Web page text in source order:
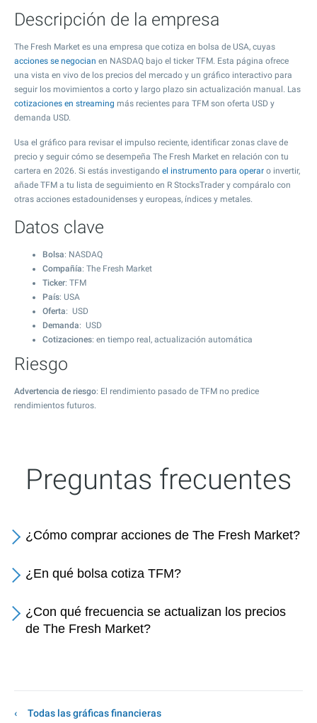
Descripción de la empresa
The Fresh Market es una empresa que cotiza en bolsa de USA, cuyas
acciones se negocian en NASDAQ bajo el ticker TFM. Esta página ofrece
una vista en vivo de los precios del mercado y un gráfico interactivo para
seguir los movimientos a corto y largo plazo sin actualización manual. Las
cotizaciones en streaming más recientes para TFM son oferta USD y
demanda USD.
Usa el gráfico para revisar el impulso reciente, identificar zonas clave de
precio y seguir cómo se desempeña The Fresh Market en relación con tu
cartera en 2026. Si estás investigando el instrumento para operar o invertir,
añade TFM a tu lista de seguimiento en R StocksTrader y compáralo con
otras acciones estadounidenses y europeas, índices y metales.
Datos clave
Bolsa: NASDAQ
Compañía: The Fresh Market
Ticker: TFM
País: USA
Oferta: USD
Demanda: USD
Cotizaciones: en tiempo real, actualización automática
Riesgo
Advertencia de riesgo: El rendimiento pasado de TFM no predice
rendimientos futuros.
Preguntas frecuentes
¿Cómo comprar acciones de The Fresh Market?
¿En qué bolsa cotiza TFM?
¿Con qué frecuencia se actualizan los precios
de The Fresh Market?
Todas las gráficas financieras